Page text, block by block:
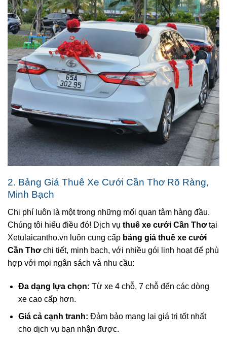
2. Bảng Giá Thuê Xe Cưới Cần Thơ Rõ Ràng,
Minh Bạch
Chi phí luôn là một trong những mối quan tâm hàng đầu.
Chúng tôi hiểu điều đó! Dịch vụ thuê xe cưới Cần Thơtại
Xetulaicantho.vn luôn cung cấp bảng giá thuê xe cưới
Cần Thơchi tiết, minh bạch, với nhiều gói linh hoạt để phù
hợp với mọi ngân sách và nhu cầu:
Đa dạng lựa chọn: Từ xe 4 chỗ, 7 chỗ đến các dòng
xe cao cấp hơn.
Giá cả cạnh tranh: Đảm bảo mang lại giá trị tốt nhất
cho dịch vụ bạn nhận được.